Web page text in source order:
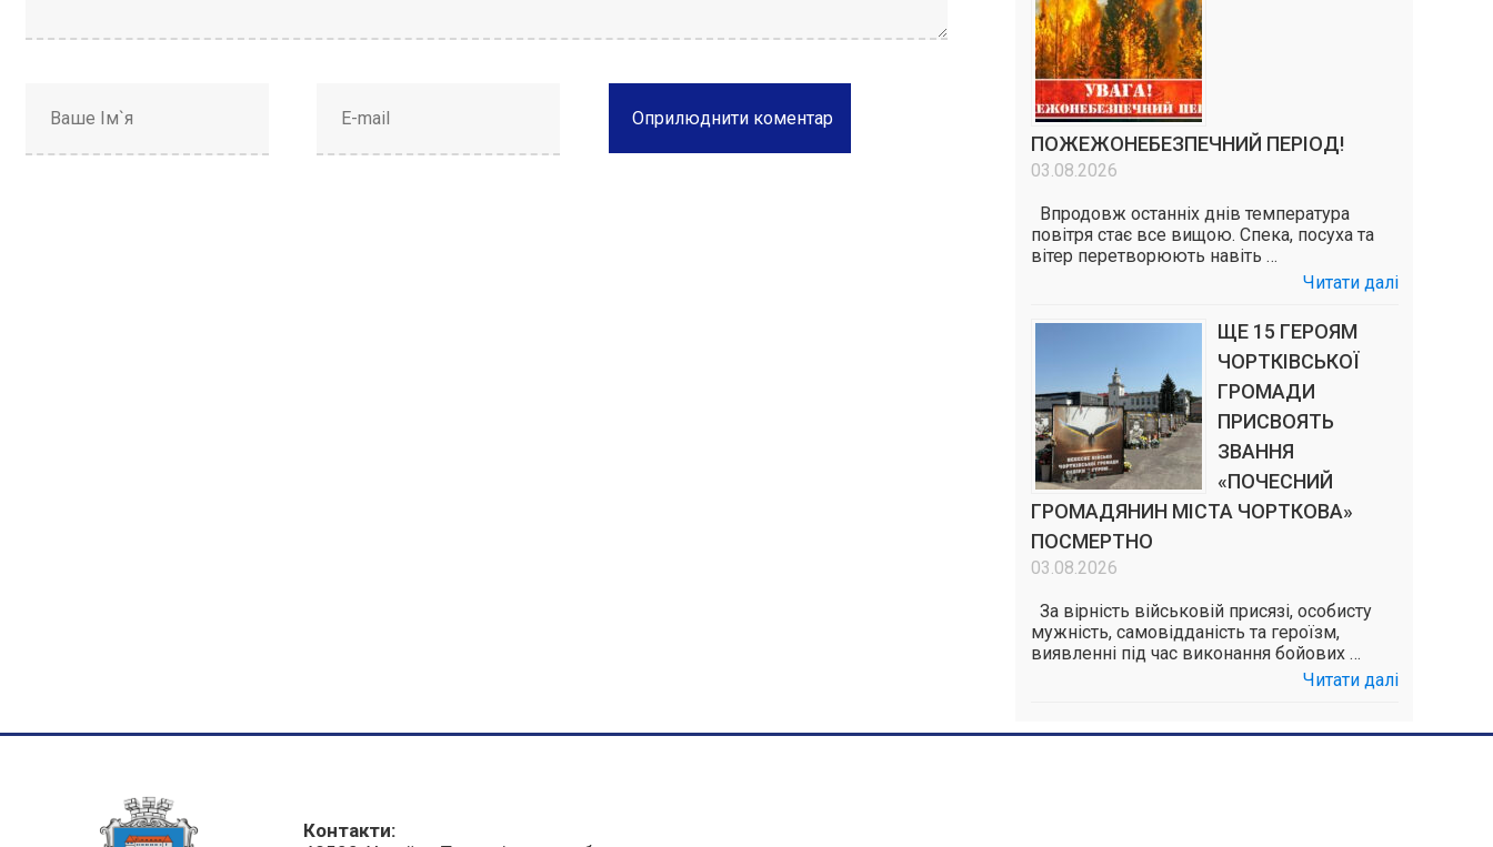
ПОЖЕЖОНЕБЕЗПЕЧНИЙ ПЕРІОД!
03.08.2026
Впродовж останніх днів температура
повітря стає все вищою. Спека, посуха та
вітер перетворюють навіть …
Читати далі
ЩЕ 15 ГЕРОЯМ
ЧОРТКІВСЬКОЇ
ГРОМАДИ
ПРИСВОЯТЬ
ЗВАННЯ
«ПОЧЕСНИЙ
ГРОМАДЯНИН МІСТА ЧОРТКОВА»
ПОСМЕРТНО
03.08.2026
За вірність військовій присязі, особисту
мужність, самовідданість та героїзм,
виявленні під час виконання бойових …
Читати далі
Контакти: